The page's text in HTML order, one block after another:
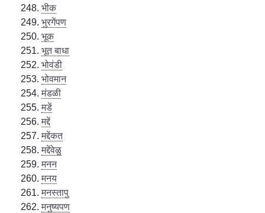
भीक
भुरगेंपण
भूक
भूत बाधा
भोवंडी
भोवमान
मंडळी
मडें
मद्दें
मद्देंकत
मद्देंवेळु
मनन
मनय
मनस्तापु
मनुष्यपण